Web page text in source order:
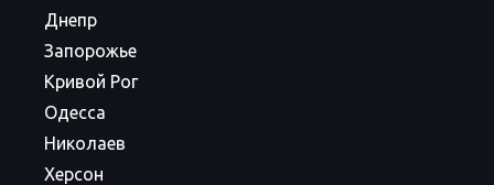
Днепр
Запорожье
Кривой Рог
Одесса
Николаев
Херсон